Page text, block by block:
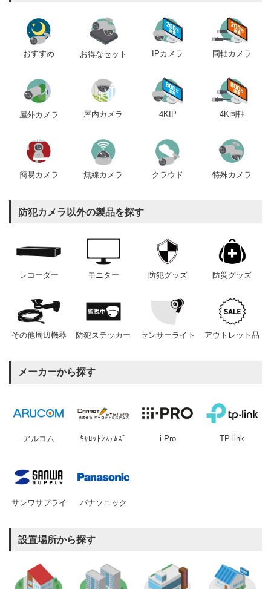
おすすめ お得なセット IPカメラ 同軸カメラ
屋外カメラ 屋内カメラ 4KIP 4K同軸
簡易カメラ 無線カメラ クラウド 特殊カメラ
防犯カメラ以外の製品を探す
レコーダー モニター 防犯グッズ 防災グッズ
その他周辺機器 防犯ステッカー センサーライト アウトレット品
メーカーから探す
アルコム ｷｬﾛｯﾄｼｽﾃﾑｽﾞ i-Pro TP-link
サンワサプライ パナソニック
設置場所から探す